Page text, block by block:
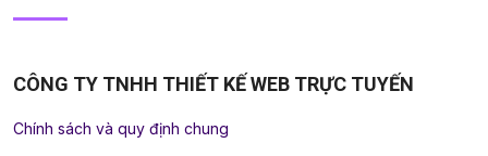
CÔNG TY TNHH THIẾT KẾ WEB TRỰC TUYẾN
Chính sách và quy định chung